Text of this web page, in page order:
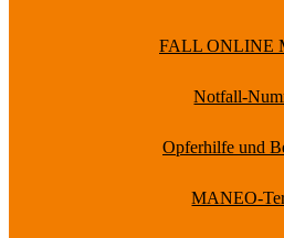
FALL ONLINE
Notfall-
Opferhilfe und
MANEO-